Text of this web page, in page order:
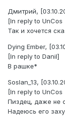
Дмитрий,
[In reply to UnCos
Так и хочется
Dying Ember,
[In reply to Danil]
В рашке*
Soslan_13,
[In reply to
Пиздец, даже не
Надеюсь его